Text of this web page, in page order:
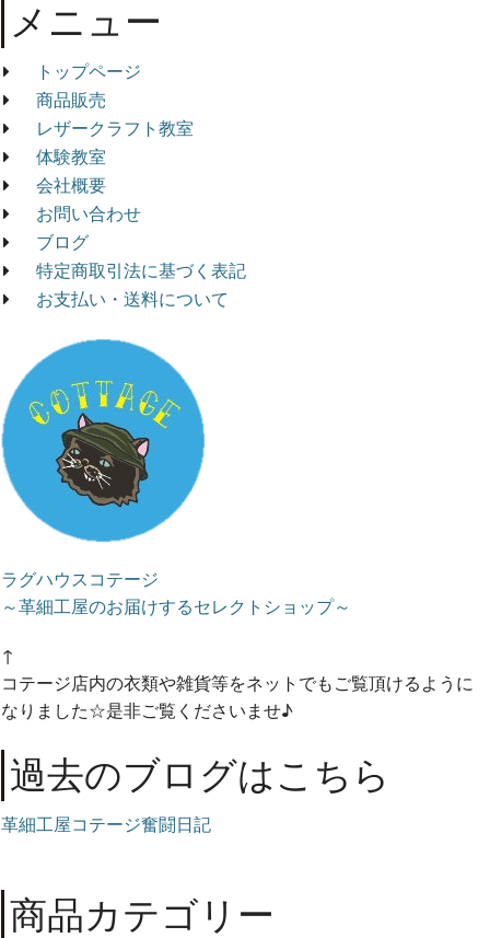
メニュー
トップページ
商品販売
レザークラフト教室
体験教室
会社概要
お問い合わせ
ブログ
特定商取引法に基づく表記
お支払い・送料について
ラグハウスコテージ
～革細工屋のお届けするセレクトショップ～
↑
コテージ店内の衣類や雑貨等をネットでもご覧頂けるように
なりました☆是非ご覧くださいませ♪
過去のブログはこちら
革細工屋コテージ奮闘日記
商品カテゴリー